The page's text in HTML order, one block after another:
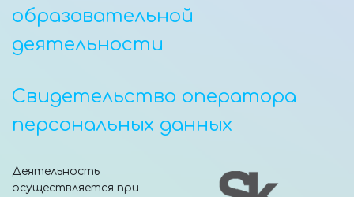
образовательной
деятельности
Свидетельство оператора
персональных данных
Деятельность
осуществляется при